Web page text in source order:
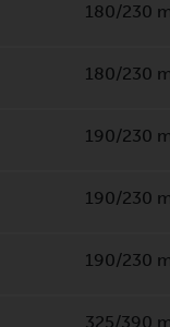
180/230
180/230
190/230
190/230
190/230
325/390